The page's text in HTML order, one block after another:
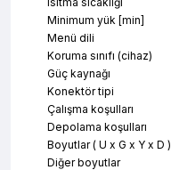
Minimum yük [min]
Menü dili
Koruma sınıfı (cihaz)
Güç kaynağı
Konektör tipi
Çalışma koşulları
Depolama koşulları
Boyutlar ( U x G x Y x D )
Diğer boyutlar